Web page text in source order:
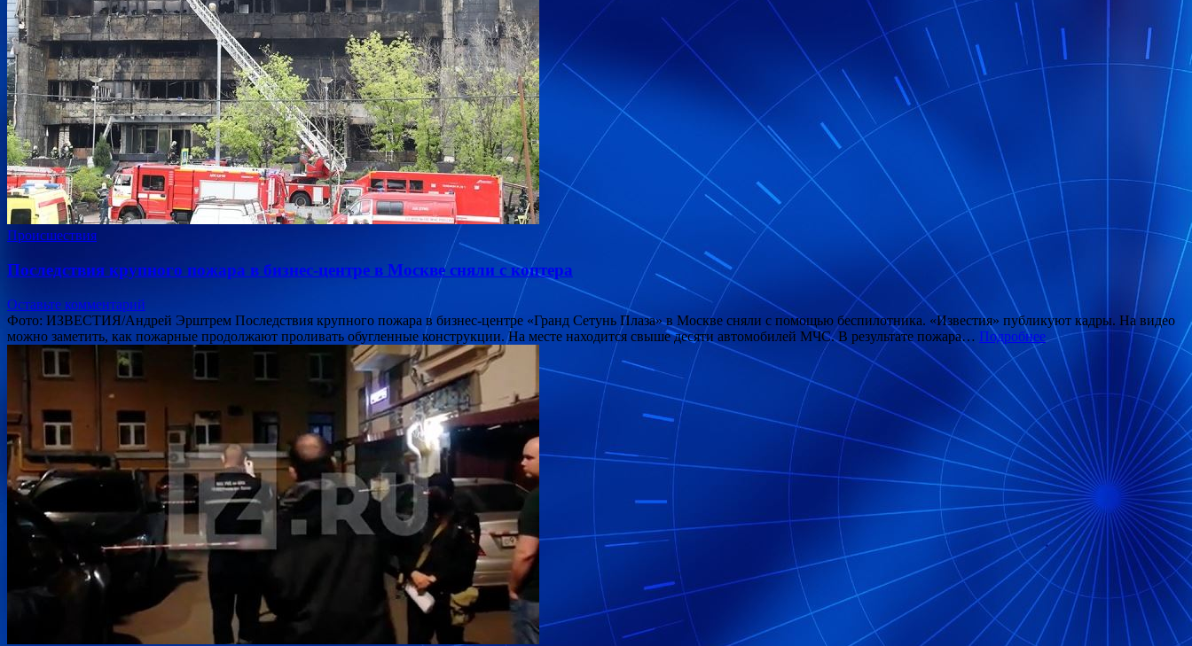
Происшествия
Последствия крупного пожара в бизнес-центре в Москве сняли с коптера
Оставьте комментарий
Фото: ИЗВЕСТИЯ/Андрей Эрштрем Последствия крупного пожара в бизнес-центре «Гранд Сетунь Плаза» в Москве сняли с помощью беспилотника. «Известия» публикуют кадры. На видео
можно заметить, как пожарные продолжают проливать обугленные конструкции. На месте находится свыше десяти автомобилей МЧС. В результате пожара… Подробнее